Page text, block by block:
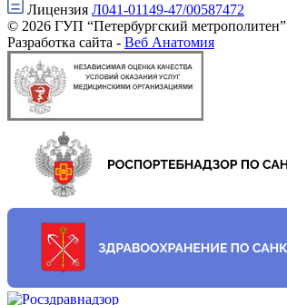
Лицензия Л041-01149-47/00587472
© 2026 ГУП “Петербургский метрополитен”
Разработка сайта - Веб Анатомия